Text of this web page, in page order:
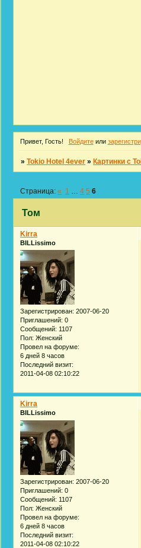
Привет, Гость! Войдитеили
»Tokio Hotel 4ever »Картинки с
Том
Страница:« 1 … 4 5 6
Kirra
BILLissimo
Зарегистрирован: 2007-06-20
Приглашений: 0
Сообщений: 1107
Пол: Женский
Провел на форуме:
6 дней 8 часов
Последний визит:
2011-04-08 02:10:22
Kirra
BILLissimo
Зарегистрирован: 2007-06-20
Приглашений: 0
Сообщений: 1107
Пол: Женский
Провел на форуме:
6 дней 8 часов
Последний визит:
2011-04-08 02:10:22